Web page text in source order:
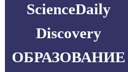
ScienceDaily
Discovery
ОБРАЗОВАНИЕ